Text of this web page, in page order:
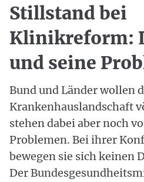
Stillstand bei
Klinikreform:
und seine
Bund und Länder wollen
Krankenhauslandschaft
stehen dabei aber noch
Problemen. Bei ihrer
bewegen sie sich keinen
Der